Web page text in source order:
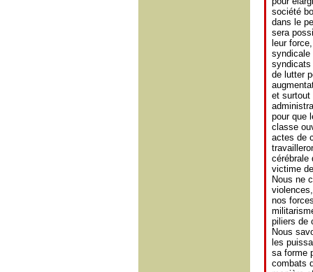
société
dans le
sera
leur
syndicale
syndicats
de lutter
et surtout
pour que
classe
actes de
cérébrale
victime
Nous ne
nos
piliers de
Nous
les
sa forme
combats